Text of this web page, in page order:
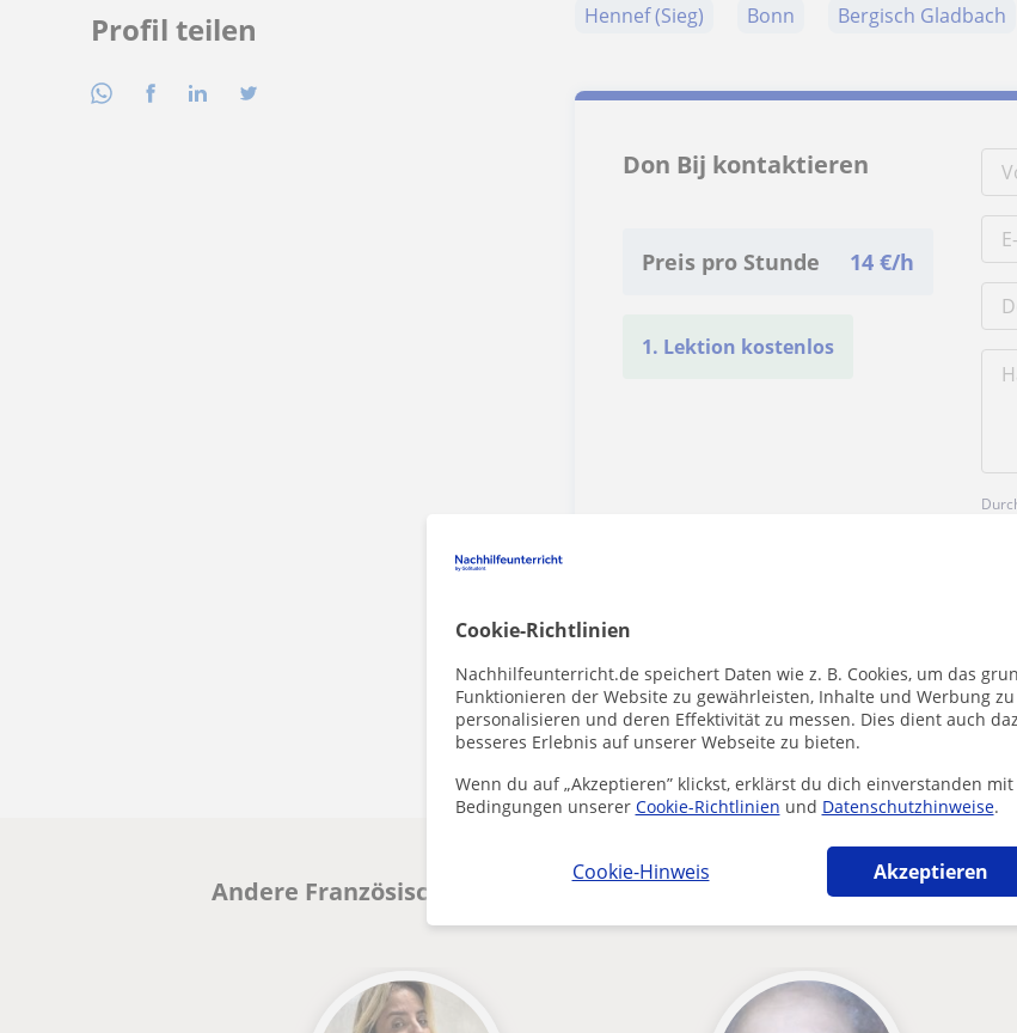
Cookie-Richtlinien
Nachhilfeunterricht.de speichert Daten wie z. B. Cookies, um das
Funktionieren der Website zu gewährleisten, Inhalte und Werbung zu
personalisieren und deren Effektivität zu messen. Dies dient auch
besseres Erlebnis auf unserer Webseite zu bieten.
Wenn du auf „Akzeptieren” klickst, erklärst du dich einverstanden
Bedingungen unserer Cookie-Richtlinien und Datenschutzhinweise.
Cookie-Hinweis Akzeptieren
Profil teilen
Hennef (Sieg)
Bonn Bergisch Gladbach
Don Bij kontaktieren
Preis pro Stunde 14 €/h
1. Lektion kostenlos
Enthält dieses Profil einen Fehler?Melden
Andere Französisch-Lehrkräfte in Köln die dich interessieren